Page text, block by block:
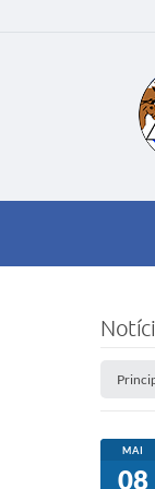
MAI
08